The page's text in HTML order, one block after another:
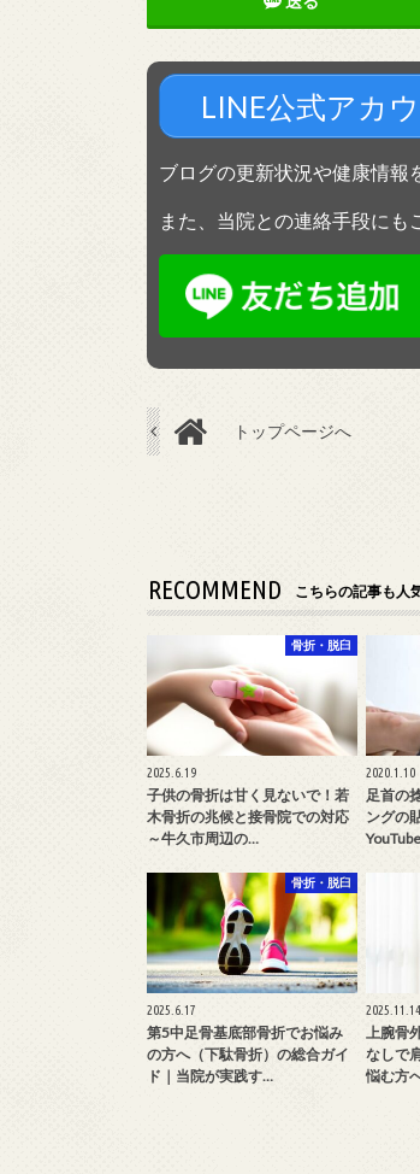
LINE公式アカ
ブログの更新状況や健康情報
また、当院との連絡手段にも
トップページへ
RECOMMEND こちらの記事も人
骨折・脱臼
2025.6.19
子供の骨折は甘く見ないで！若
木骨折の兆候と接骨院での対応
～牛久市周辺の…
2020.1.10
足首の
ングの
骨折・脱臼
2025.6.17
第5中足骨基底部骨折でお悩み
の方へ（下駄骨折）の総合ガイ
ド｜当院が実践す…
2025.11.14
上腕骨
なしで
悩む方